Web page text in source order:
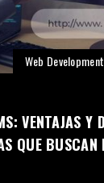
Web Development
VENTAJAS Y
QUE BUSCAN